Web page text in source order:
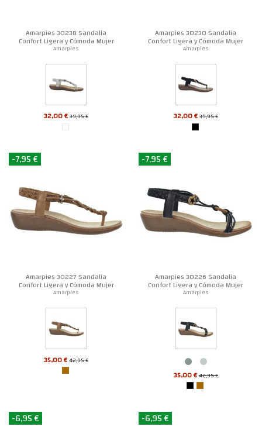
Amarpies 30238 Sandalia
Confort Ligera y Cómoda Mujer
Amarpies
32,00 €39,95 €
Amarpies 30230 Sandalia
Confort Ligera y Cómoda Mujer
Amarpies
32,00 €39,95 €
-7,95 €
Amarpies 30227 Sandalia
Confort Ligera y Cómoda Mujer
Amarpies
35,00 €42,95 €
-7,95 €
Amarpies 30226 Sandalia
Confort Ligera y Cómoda Mujer
Amarpies
35,00 €42,95 €
-6,95 € -6,95 €